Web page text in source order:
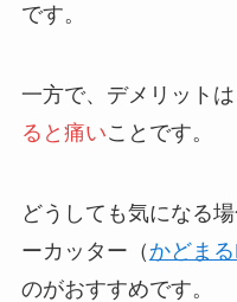
です。
一方で、デメリットは
ると痛いことです。
どうしても気になる
ーカッター（かどま
のがおすすめです。